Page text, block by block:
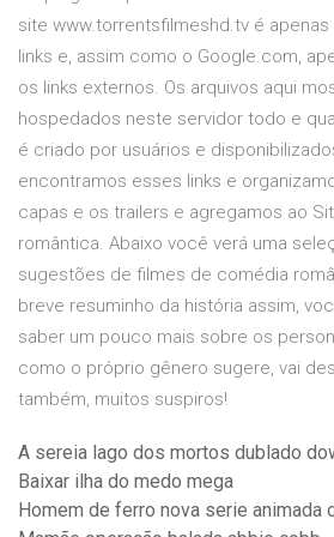
site www.torrentsfilmeshd.tv é apenas
links e, assim como o Google.com,
os links externos. Os arquivos aqui
hospedados neste servidor todo e
é criado por usuários e
encontramos esses links e
capas e os trailers e agregamos ao
romântica. Abaixo você verá uma
sugestões de filmes de comédia
breve resuminho da história assim,
saber um pouco mais sobre os
como o próprio gênero sugere, vai
também, muitos suspiros!
A sereia lago dos mortos dublado
Baixar ilha do medo mega
Homem de ferro nova serie animada